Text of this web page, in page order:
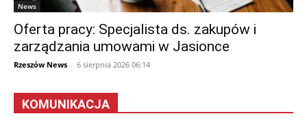
News
Oferta pracy: Specjalista ds. zakupów i
zarządzania umowami w Jasionce
Rzeszów News - 6 sierpnia 2026 06:14
KOMUNIKACJA